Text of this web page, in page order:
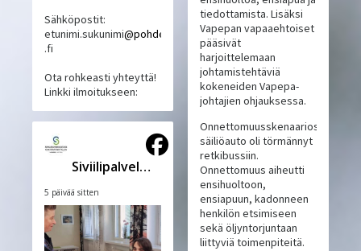
Sähköpostit:
etunimi.sukunimi@pohde
.fi
Ota rohkeasti yhteyttä!
Linkki ilmoitukseen:
Siviilipalveluskeskus
5 päivää sitten
tiedottamista. Lisäksi
Vapepan vapaaehtoiset
pääsivät
harjoittelemaan
johtamistehtäviä
kokeneiden Vapepa-
johtajien ohjauksessa.
Onnettomuusskenaariossa
säiliöauto oli törmännyt
retkibussiin.
Onnettomuus aiheutti
ensihuoltoon,
ensiapuun, kadonneen
henkilön etsimiseen
sekä öljyntorjuntaan
liittyviä toimenpiteitä.